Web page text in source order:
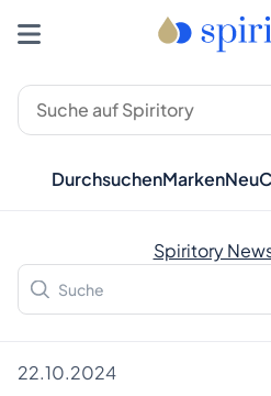
DurchsuchenMarkenNeu
Spiritory
22.10.2024